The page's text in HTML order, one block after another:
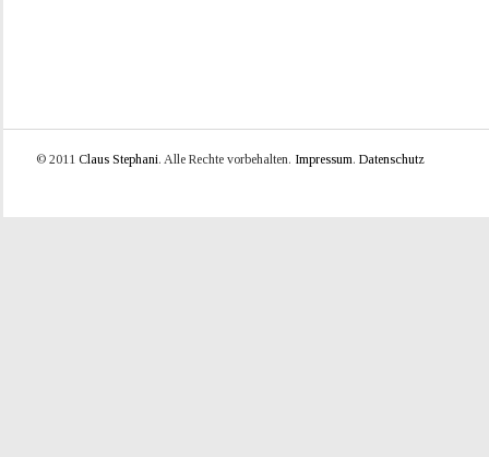
© 2011 Claus Stephani. Alle Rechte vorbehalten. Impressum. Datenschutz